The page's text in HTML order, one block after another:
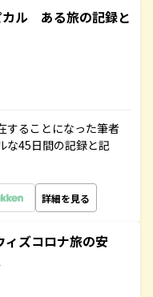
カル ある旅の記録と
することになった筆者
な45日間の記録と記
詳細を見る
ィズコロナ旅の安